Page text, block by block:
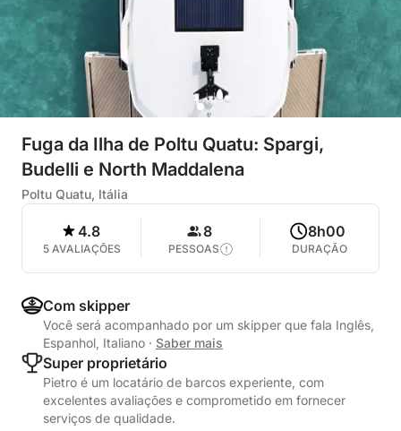
Fuga da Ilha de Poltu Quatu: Spargi,
Budelli e North Maddalena
Poltu Quatu, Itália
4.8
5 AVALIAÇÕES
8
PESSOAS
8h00
DURAÇÃO
Com skipper
Você será acompanhado por um skipper que fala Inglês,
Espanhol, Italiano · Saber mais
Super proprietário
Pietro é um locatário de barcos experiente, com
excelentes avaliações e comprometido em fornecer
serviços de qualidade.